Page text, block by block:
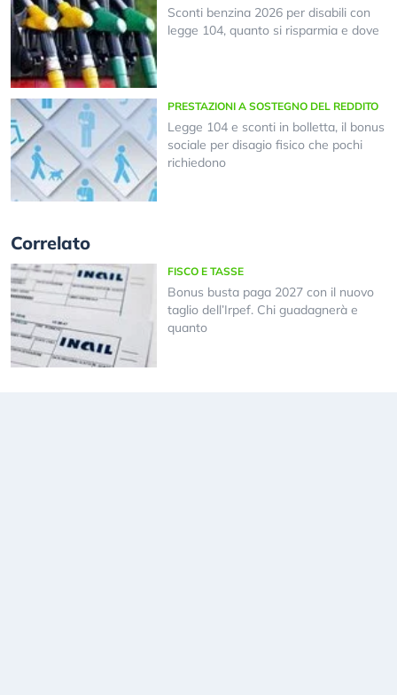
Sconti benzina 2026 per disabili con
legge 104, quanto si risparmia e dove
PRESTAZIONI A SOSTEGNO DEL REDDITO
Legge 104 e sconti in bolletta, il bonus
sociale per disagio fisico che pochi
richiedono
Correlato
FISCO E TASSE
Bonus busta paga 2027 con il nuovo
taglio dell’Irpef. Chi guadagnerà e
quanto